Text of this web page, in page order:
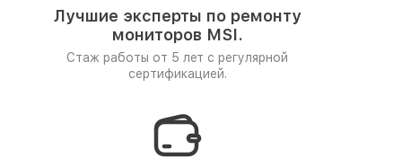
Лучшие эксперты по ремонту
мониторов MSI.
Стаж работы от 5 лет с регулярной
сертификацией.